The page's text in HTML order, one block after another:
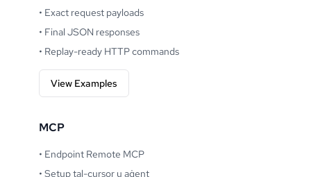
• Exact request payloads
• Final JSON responses
• Replay-ready HTTP commands
View Examples
MCP
• Endpoint Remote MCP
• Setup tal-cursor u aġent